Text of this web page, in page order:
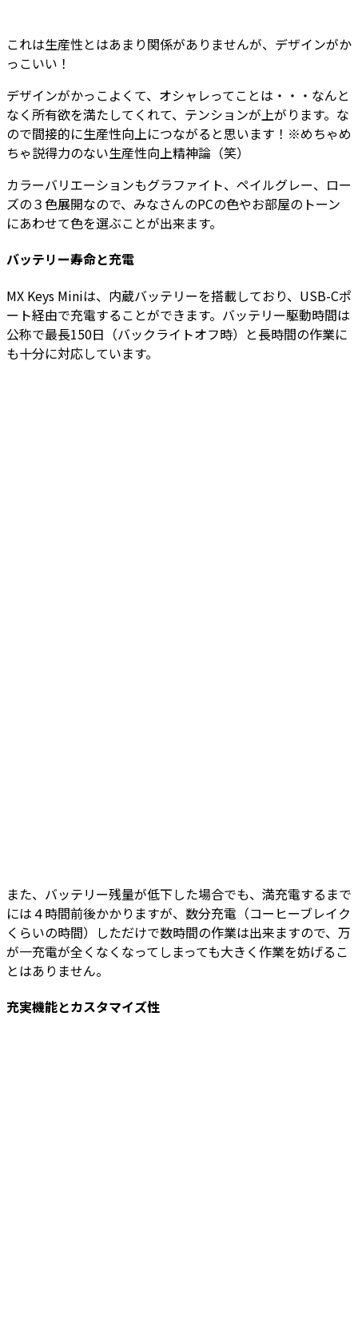
これは生産性とはあまり関係がありませんが、デザインがか
っこいい！
デザインがかっこよくて、オシャレってことは・・・なんと
なく所有欲を満たしてくれて、テンションが上がります。な
ので間接的に生産性向上につながると思います！※めちゃめ
ちゃ説得力のない生産性向上精神論（笑）
カラーバリエーションもグラファイト、ペイルグレー、ロー
ズの３色展開なので、みなさんのPCの色やお部屋のトーン
にあわせて色を選ぶことが出来ます。
バッテリー寿命と充電
MX Keys Miniは、内蔵バッテリーを搭載しており、USB-Cポ
ート経由で充電することができます。バッテリー駆動時間は
公称で最長150日（バックライトオフ時）と長時間の作業に
も十分に対応しています。
また、バッテリー残量が低下した場合でも、満充電するまで
には４時間前後かかりますが、数分充電（コーヒーブレイク
くらいの時間）しただけで数時間の作業は出来ますので、万
が一充電が全くなくなってしまっても大きく作業を妨げるこ
とはありません。
充実機能とカスタマイズ性